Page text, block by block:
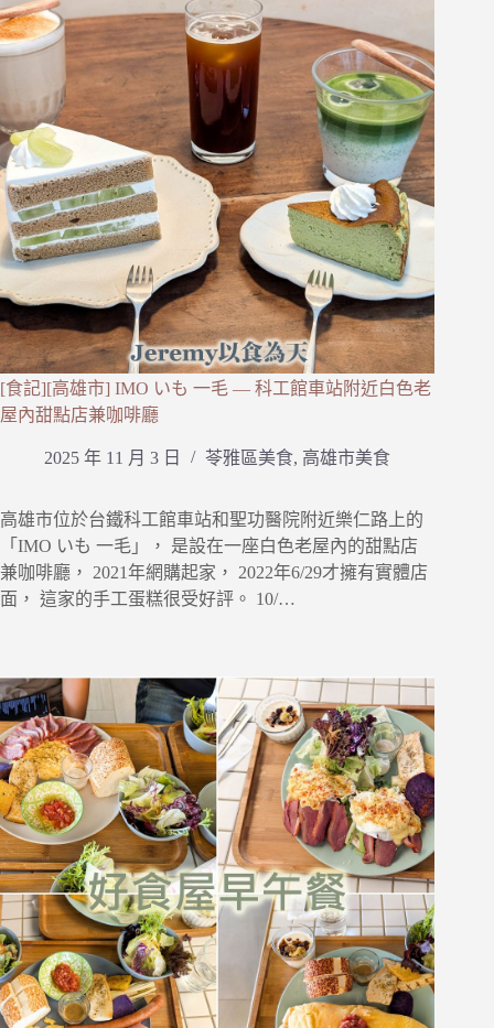
[食記][高雄市] IMO いも 一毛 — 科工館車站附近白色老
屋內甜點店兼咖啡廳
2025 年 11 月 3 日 苓雅區美食, 高雄市美食
高雄市位於台鐵科工館車站和聖功醫院附近樂仁路上的
「IMO いも 一毛」， 是設在一座白色老屋內的甜點店
兼咖啡廳， 2021年網購起家， 2022年6/29才擁有實體店
面， 這家的手工蛋糕很受好評。 10/…